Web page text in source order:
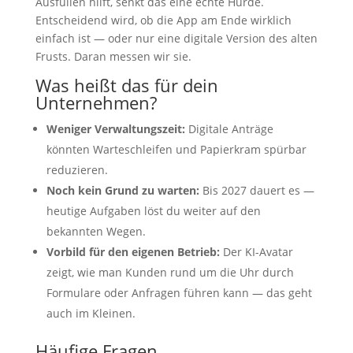
Entscheidend wird, ob die App am Ende wirklich
einfach ist — oder nur eine digitale Version des alten
Frusts. Daran messen wir sie.
Was heißt das für dein
Unternehmen?
Weniger Verwaltungszeit: Digitale Anträge
könnten Warteschleifen und Papierkram spürbar
reduzieren.
Noch kein Grund zu warten: Bis 2027 dauert es —
heutige Aufgaben löst du weiter auf den
bekannten Wegen.
Vorbild für den eigenen Betrieb: Der KI-Avatar
zeigt, wie man Kunden rund um die Uhr durch
Formulare oder Anfragen führen kann — das geht
auch im Kleinen.